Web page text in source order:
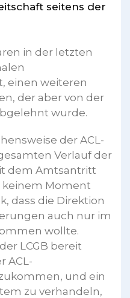
seitens der
in der letzten
einen weiteren
der aber von der
wurde.
der ACL-
Verlauf der
dem Amtsantritt
keinem Moment
dass die Direktion
auch nur im
wollte.
LCGB bereit
ACL-
und ein
zu verhandeln,